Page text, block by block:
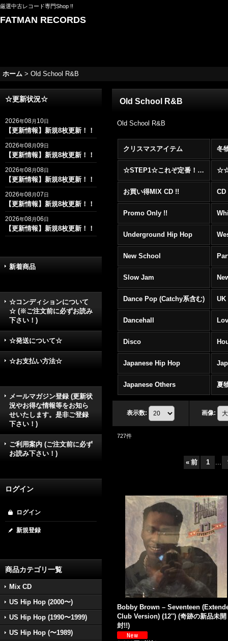
厳選中古レコード専門Shop !!
FATMAN RECORDS
ホーム > Old School R&B
☆更新状況☆
2026年08月 10日
【更新情報】新規8枚更新！！
2026年08月09日
【更新情報】新規8枚更新！！
2026年08月08日
【更新情報】新規8枚更新！！
2026年08月07日
【更新情報】新規8枚更新！！
2026年08月06日
【更新情報】新規8枚更新！！
新着商品
☆コンディションについて
☆ (※ご注文前に必ずお読み
下さい！)
☆発送について☆
☆お支払い方法☆
メールマガジン登録 (更新状
況やお得な情報等をお知ら
せいたします。是非ご登録
下さい！)
ご利用案内 (ご注文前に必ず
お読み下さい！)
ログイン
ログイン
新規登録
商品カテゴリ一覧
Mix CD
US Hip Hop (2000〜)
US Hip Hop (1990〜1999)
US Hip Hop (〜1989)
Old School R&B
Old School R&B
クリスマスアイテム 冬
☆STEP1☆これぞ定番！！まずはここから！2000年代R&BフロアヒットBest 100 !!!
お買い得MIX CD !!
Promo Only !!
Underground Hip Hop
New School
Slow Jam
Dance Pop (Catchy系含む) UK
Dancehall
Disco
Japanese Hip Hop
Japanese Others 夏
表示数: 画像:
727件
« 前 1 ...
Bobby Brown – Seventeen
Club Version) (12'') (奇跡の新品未開
封!!)